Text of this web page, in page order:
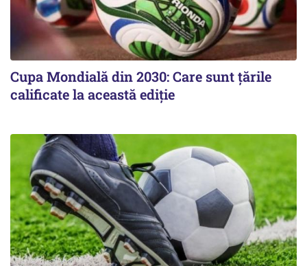
Cupa Mondială din 2030: Care sunt țările
calificate la această ediție